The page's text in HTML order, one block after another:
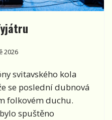
2026
svitavského kola
se poslední dubnová
folkovém duchu.
spuštěno